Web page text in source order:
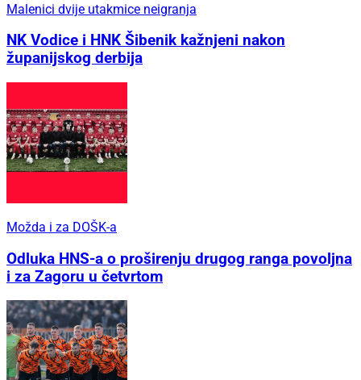
Malenici dvije utakmice neigranja
NK Vodice i HNK Šibenik kažnjeni nakon
županijskog derbija
Možda i za DOŠK-a
Odluka HNS-a o proširenju drugog ranga povoljna
i za Zagoru u četvrtom